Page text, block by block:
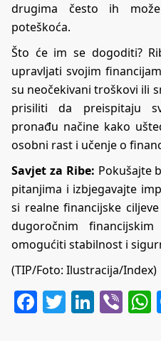
drugima često ih
poteškoća.
Što će im se dogoditi?
upravljati svojim
su neočekivani troškovi ili
prisiliti da preispitaju
pronađu načine kako
osobni rast i učenje o
Savjet za Ribe: Pokušajte
pitanjima i izbjegavajte
si realne financijske
dugoročnim
omogućiti stabilnost i
(TIP/Foto: Ilustracija/Index)
Facebook
Twitter